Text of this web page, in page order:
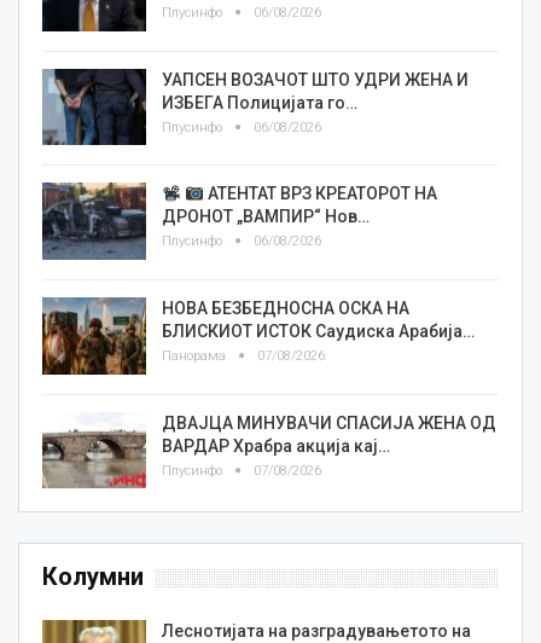
Плусинфо 06/08/2026
УАПСЕН ВОЗАЧОТ ШТО УДРИ ЖЕНА И
ИЗБЕГА Полицијата го…
Плусинфо 06/08/2026
АТЕНТАТ ВРЗ КРЕАТОРОТ НА
ДРОНОТ „ВАМПИР“ Нов…
Плусинфо 06/08/2026
НОВА БЕЗБЕДНОСНА ОСКА НА
БЛИСКИОТ ИСТОК Саудиска Арабија…
Панорама 07/08/2026
ДВАЈЦА МИНУВАЧИ СПАСИЈА ЖЕНА ОД
ВАРДАР Храбра акција кај…
Плусинфо 07/08/2026
Колумни
Леснотијата на разградувањетото на